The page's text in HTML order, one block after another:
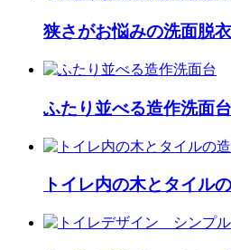
狭さがお悩みの洗面脱
ふたり並べる造作洗面台
トイレ内の木とタイル